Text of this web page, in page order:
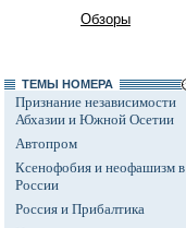
Обзоры
ТЕМЫ НОМЕРА
Признание независимости
Абхазии и Южной Осетии
Автопром
Ксенофобия и неофашизм в
России
Россия и Прибалтика